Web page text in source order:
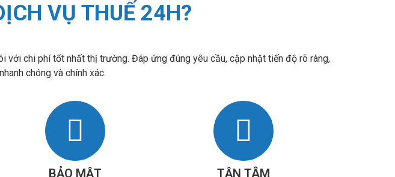
VỤ THUẾ 24H?
với chi phí tốt nhất thị trường. Đáp ứng đúng yêu cầu, cập nhật tiến độ rõ ràng,
chóng và chính xác.
BẢO MẬT TẬN TÂM